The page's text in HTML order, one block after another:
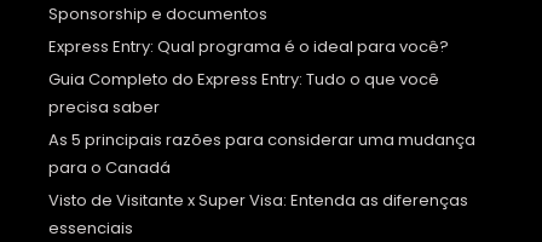
Sponsorship e documentos
Express Entry: Qual programa é o ideal para você?
Guia Completo do Express Entry: Tudo o que você
precisa saber
As 5 principais razões para considerar uma mudança
para o Canadá
Visto de Visitante x Super Visa: Entenda as diferenças
essenciais